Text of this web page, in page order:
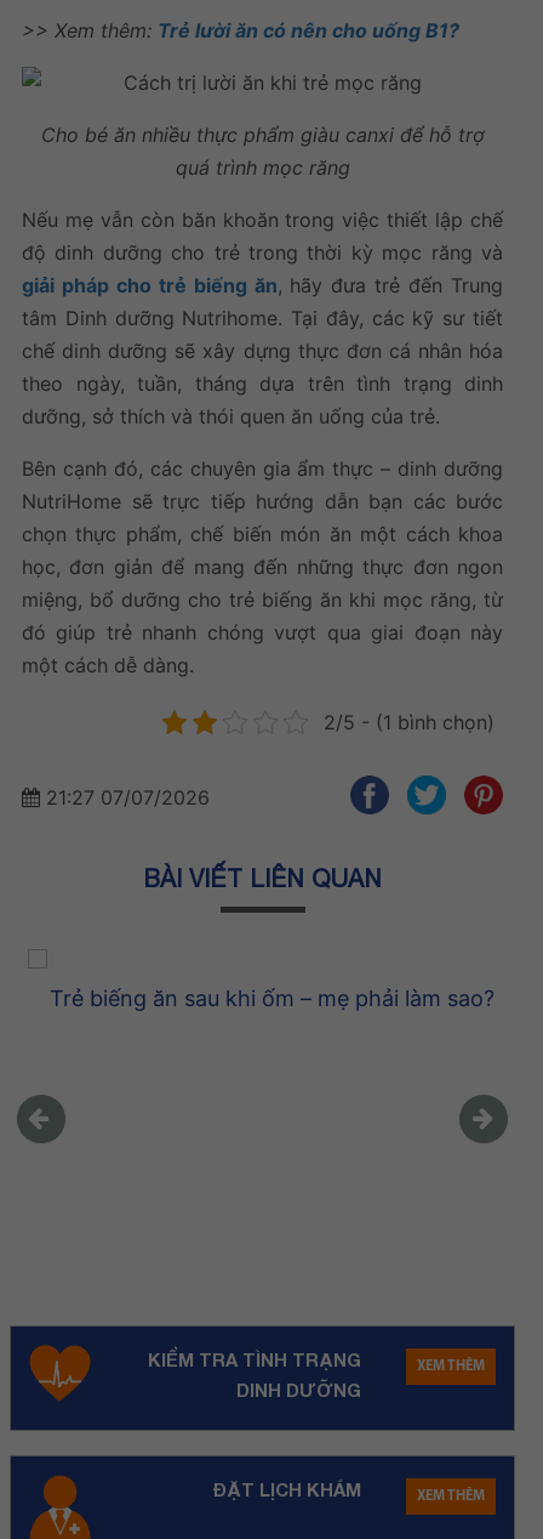
>> Xem thêm: Trẻ lười ăn có nên cho uống B1?
Cho bé ăn nhiều thực phẩm giàu canxi để hỗ trợ
quá trình mọc răng
Nếu mẹ vẫn còn băn khoăn trong việc thiết lập chế
độ dinh dưỡng cho trẻ trong thời kỳ mọc răng và
giải pháp cho trẻ biếng ăn, hãy đưa trẻ đến Trung
tâm Dinh dưỡng Nutrihome. Tại đây, các kỹ sư tiết
chế dinh dưỡng sẽ xây dựng thực đơn cá nhân hóa
theo ngày, tuần, tháng dựa trên tình trạng dinh
dưỡng, sở thích và thói quen ăn uống của trẻ.
Bên cạnh đó, các chuyên gia ẩm thực – dinh dưỡng
NutriHome sẽ trực tiếp hướng dẫn bạn các bước
chọn thực phẩm, chế biến món ăn một cách khoa
học, đơn giản để mang đến nhữngthực đơn ngon
miệng, bổ dưỡng cho trẻ biếng ăn khi mọc răng, từ
đó giúp trẻ nhanh chóng vượt qua giai đoạn này
một cách dễ dàng.
2/5 - (1 bình chọn)
21:27 07/07/2026
BÀI VIẾT LIÊN QUAN
Trẻ biếng ăn sau khi ốm – mẹ phải làm sao?
KIỂM TRA TÌNH TRẠNG
DINH DƯỠNG
XEM THÊM
ĐẶT LỊCH KHÁM XEM THÊM